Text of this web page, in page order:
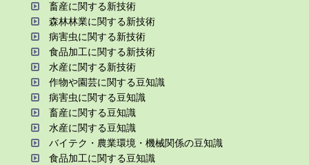
畜産に関する新技術
森林林業に関する新技術
病害⾍に関する新技術
⾷品加⼯に関する新技術
⽔産に関する新技術
作物や園芸に関する⾖知識
病害⾍に関する⾖知識
畜産に関する⾖知識
⽔産に関する⾖知識
バイテク・農業環境・機械関係の⾖知識
⾷品加⼯に関する⾖知識